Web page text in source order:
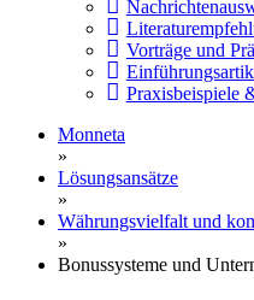
Vorträge und
Praxisbeispiele
Monneta
»
Lösungsansätze
»
Währungsvielfalt und
»
Bonussysteme und